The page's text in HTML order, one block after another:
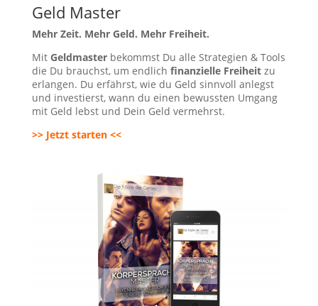
Geld Master
Mehr Zeit. Mehr Geld. Mehr Freiheit.
Mit Geldmasterbekommst Du alle Strategien & Tools
die Du brauchst, um endlich finanzielle Freiheitzu
erlangen. Du erfährst, wie du Geld sinnvoll anlegst
und investierst, wann du einen bewussten Umgang
mit Geld lebst und Dein Geld vermehrst.
>> Jetzt starten <<